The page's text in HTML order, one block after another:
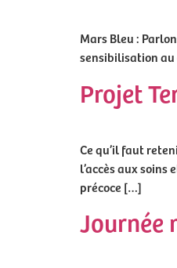
Mars Bleu :
sensibilisation au
Projet
Ce qu’il faut
l’accès aux
précoce […]
Journée